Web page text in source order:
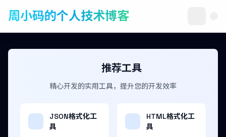
周小码的个人技术博客
推荐工具
精心开发的实用工具，提升您的开发效率
JSON格式化工
具
HTML格式化工
具